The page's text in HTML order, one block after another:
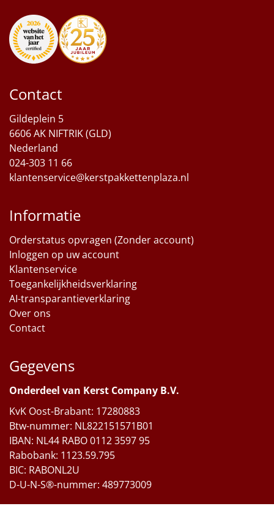
Contact
Gildeplein 5
6606 AK NIFTRIK (GLD)
Nederland
024-303 11 66
klantenservice@kerstpakkettenplaza.nl
Informatie
Orderstatus opvragen (Zonder account)
Inloggen op uw account
Klantenservice
Toegankelijkheidsverklaring
AI-transparantieverklaring
Over ons
Contact
Gegevens
Onderdeel van Kerst Company B.V.
KvK Oost-Brabant: 17280883
Btw-nummer: NL822151571B01
IBAN: NL44 RABO 0112 3597 95
Rabobank: 1123.59.795
BIC: RABONL2U
D-U-N-S®-nummer: 489773009